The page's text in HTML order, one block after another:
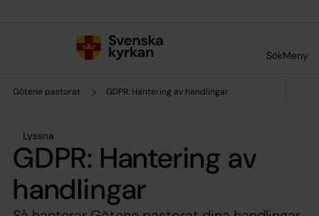
SökMeny
Götene pastorat GDPR: Hantering av handlingar
Lyssna
GDPR: Hantering av
handlingar